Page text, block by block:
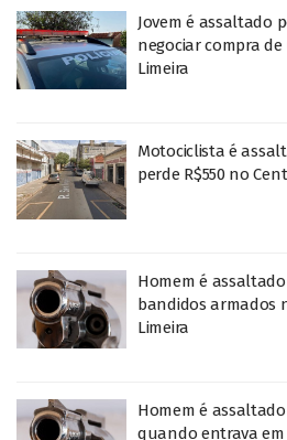
Jovem é assaltado
negociar compra
Limeira
Motociclista é
perde R$550 no
Homem é
bandidos armados
Limeira
Homem é
quando entrava